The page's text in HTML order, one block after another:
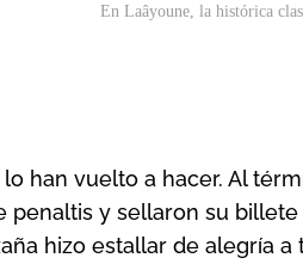
En Laâyoune, la histórica
han vuelto a hacer. Al
penaltis y sellaron su
hizo estallar de alegría